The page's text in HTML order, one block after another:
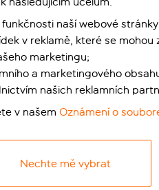
naší webové
v reklamě, které se
marketingu;
a marketingového
našich reklamních
v našem Oznámení o
Nechte mě vybrat